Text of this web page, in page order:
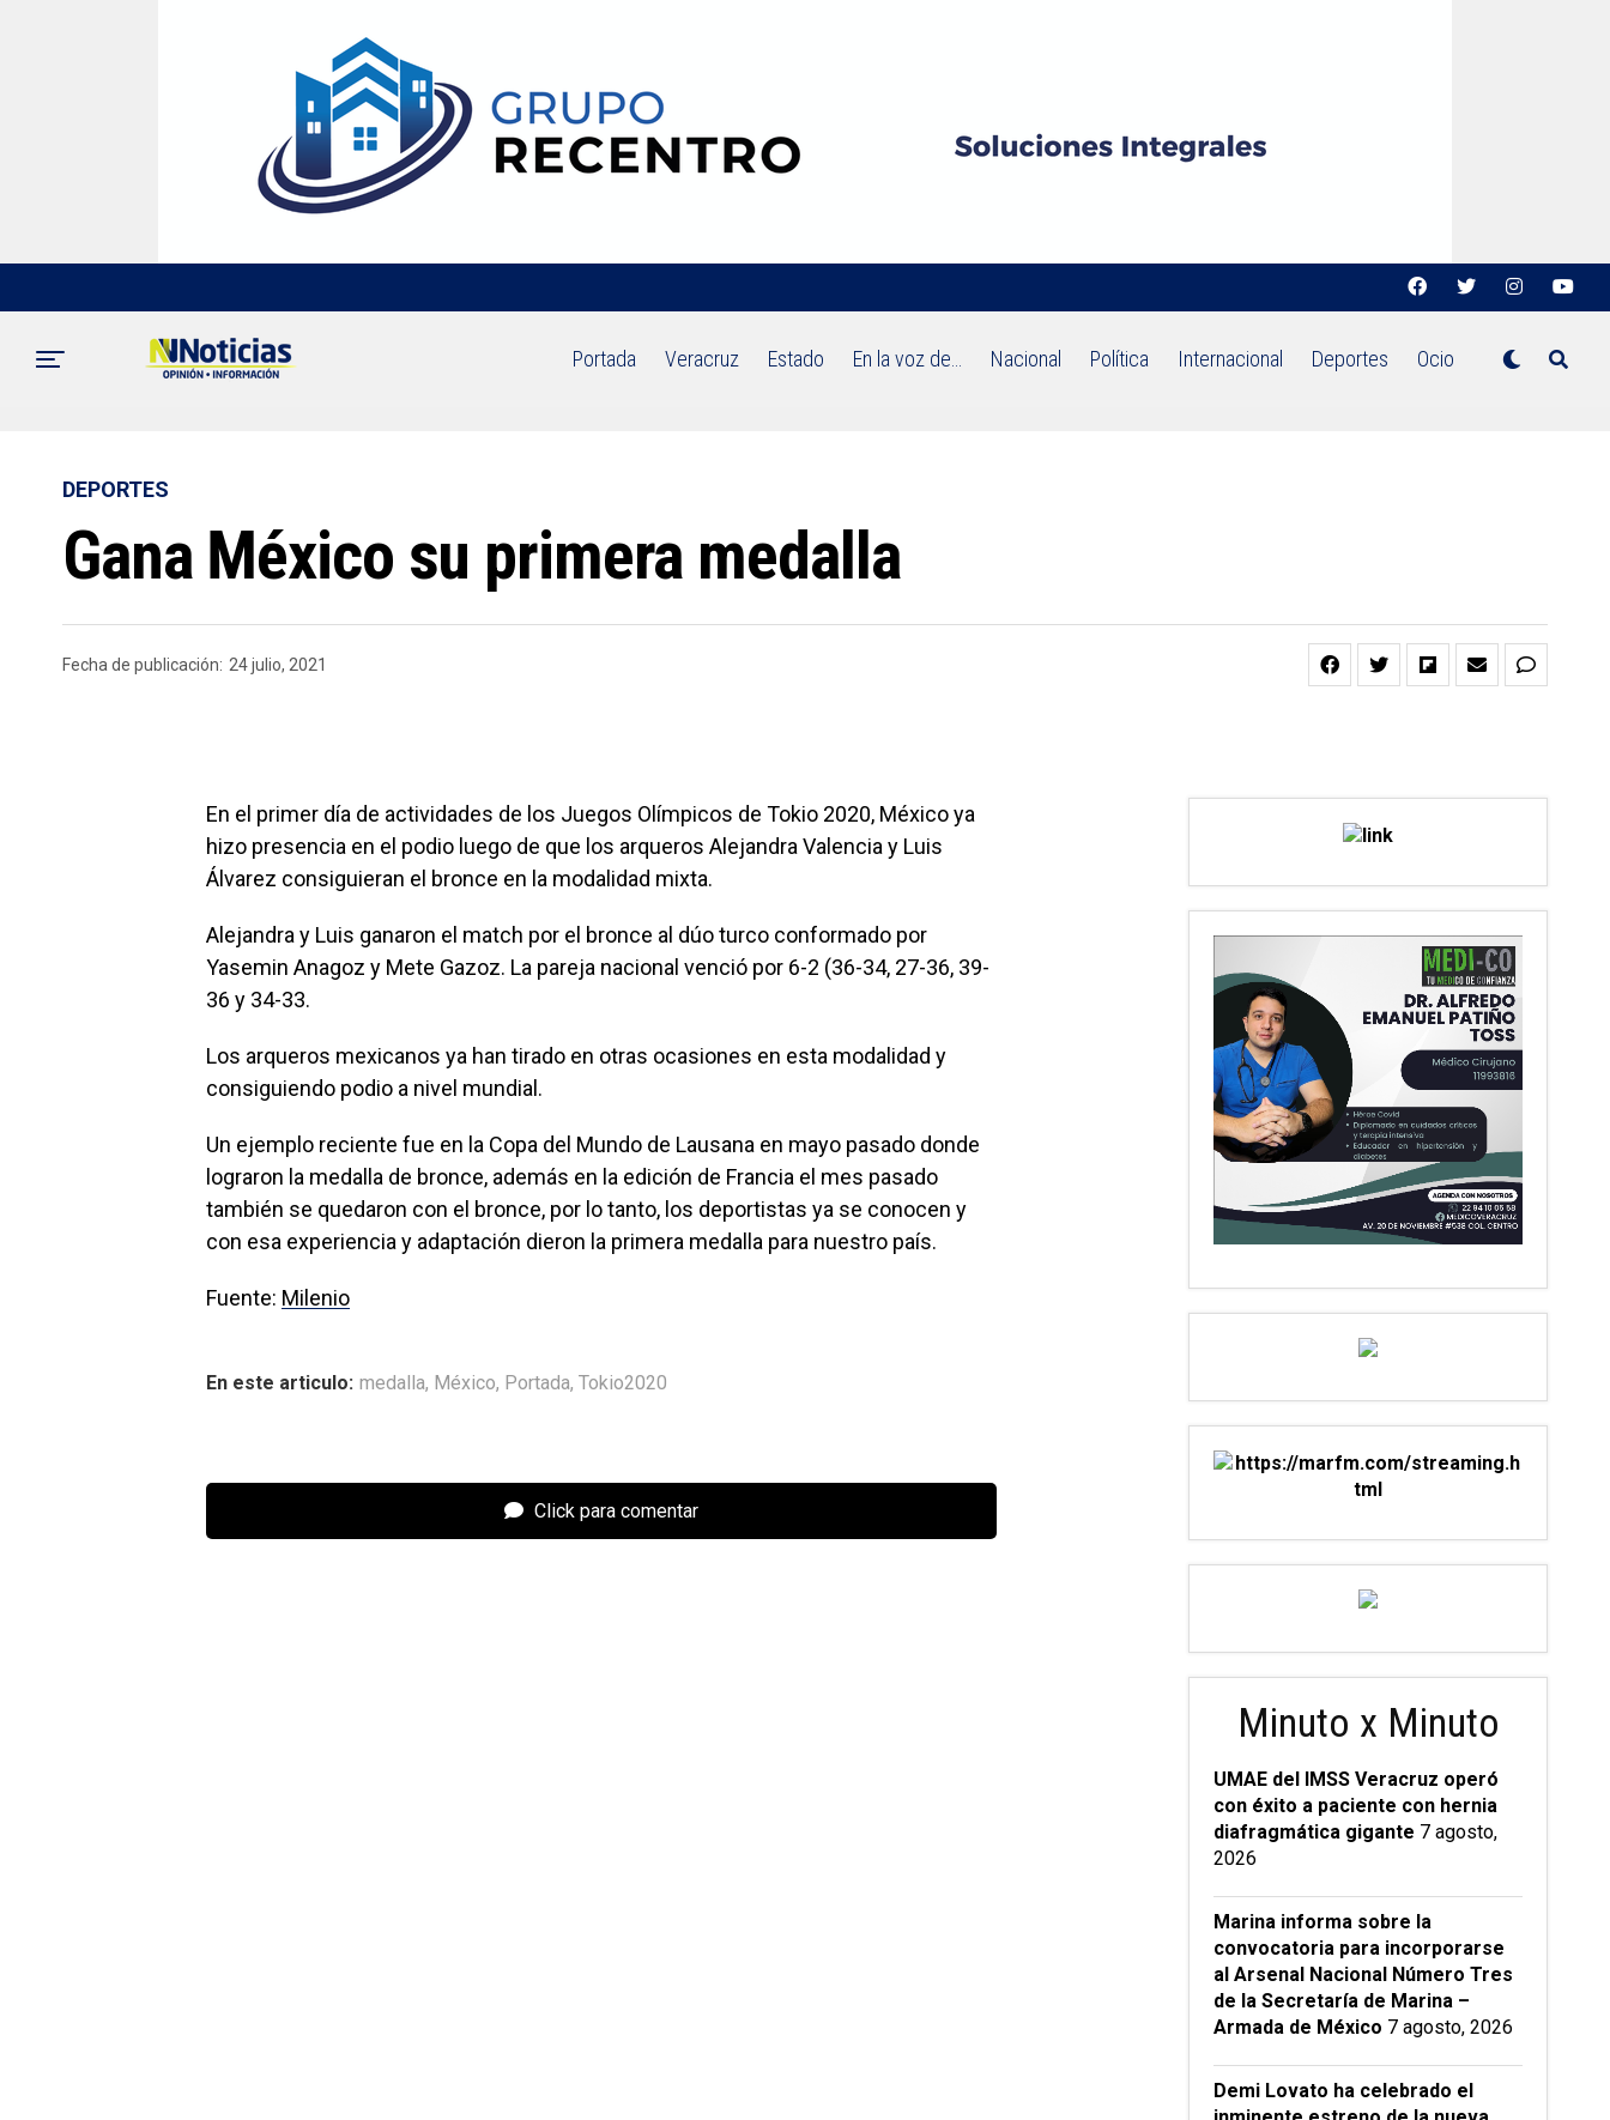
Portada Veracruz Estado En la voz de… Nacional Política Internacional Deportes Ocio
DEPORTES
Gana México su primera medalla
Fecha de publicación: 24 julio, 2021
En el primer día de actividades de los Juegos Olímpicos de Tokio 2020, México ya
hizo presencia en el podio luego de que los arqueros Alejandra Valencia y Luis
Álvarez consiguieran el bronce en la modalidad mixta.
Alejandra y Luis ganaron el match por el bronce al dúo turco conformado por
Yasemin Anagoz y Mete Gazoz. La pareja nacional venció por 6-2 (36-34, 27-36, 39-
36 y 34-33.
Los arqueros mexicanos ya han tirado en otras ocasiones en esta modalidad y
consiguiendo podio a nivel mundial.
Un ejemplo reciente fue en la Copa del Mundo de Lausana en mayo pasado donde
lograron la medalla de bronce, además en la edición de Francia el mes pasado
también se quedaron con el bronce, por lo tanto, los deportistas ya se conocen y
con esa experiencia y adaptación dieron la primera medalla para nuestro país.
Fuente: Milenio
En este articulo: medalla, México, Portada, Tokio2020
Click para comentar
Minuto x Minuto
UMAE del IMSS Veracruz operó
con éxito a paciente con hernia
diafragmática gigante 7 agosto,
2026
Marina informa sobre la
convocatoria para incorporarse
al Arsenal Nacional Número Tres
de la Secretaría de Marina –
Armada de México 7 agosto, 2026
Demi Lovato ha celebrado el